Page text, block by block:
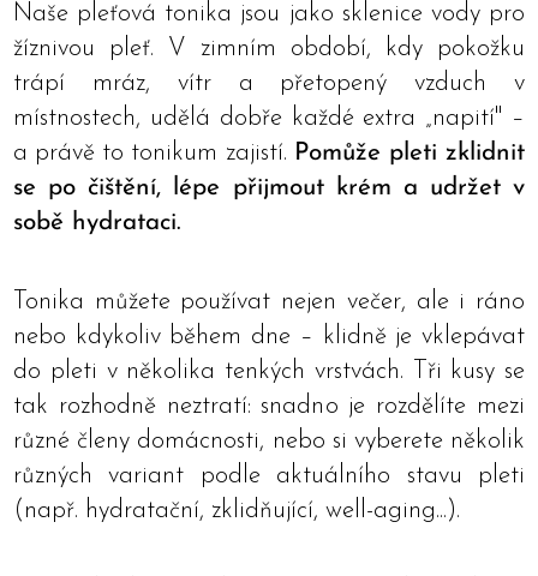
Naše pleťová tonika jsou jako sklenice vody pro
žíznivou pleť. V zimním období, kdy pokožku
trápí mráz, vítr a přetopený vzduch v
místnostech, udělá dobře každé extra „napití" –
a právě to tonikum zajistí. Pomůže pleti zklidnit
se po čištění, lépe přijmout krém a udržet v
sobě hydrataci.
Tonika můžete používat nejen večer, ale i ráno
nebo kdykoliv během dne – klidně je vklepávat
do pleti v několika tenkých vrstvách. Tři kusy se
tak rozhodně neztratí: snadno je rozdělíte mezi
různé členy domácnosti, nebo si vyberete několik
různých variant podle aktuálního stavu pleti
(např. hydratační, zklidňující, well-aging...).